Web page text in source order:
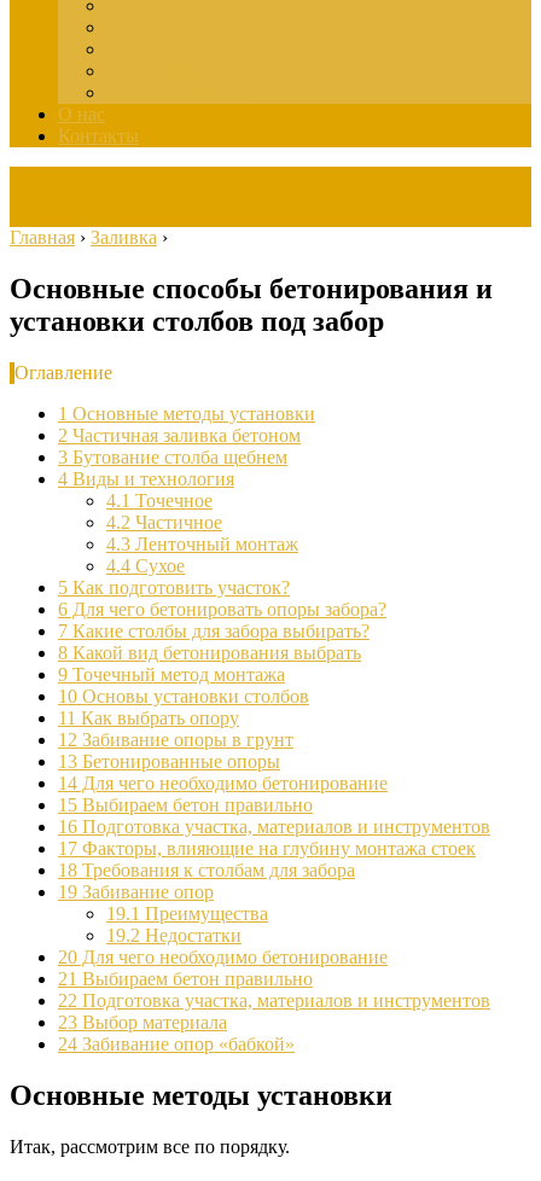
О нас
Контакты
Главная › Заливка ›
Основные способы бетонирования и
установки столбов под забор
Оглавление
1 Основные методы установки
2 Частичная заливка бетоном
3 Бутование столба щебнем
4 Виды и технология
4.1 Точечное
4.2 Частичное
4.3 Ленточный монтаж
4.4 Сухое
5 Как подготовить участок?
6 Для чего бетонировать опоры забора?
7 Какие столбы для забора выбирать?
8 Какой вид бетонирования выбрать
9 Точечный метод монтажа
10 Основы установки столбов
11 Как выбрать опору
12 Забивание опоры в грунт
13 Бетонированные опоры
14 Для чего необходимо бетонирование
15 Выбираем бетон правильно
16 Подготовка участка, материалов и инструментов
17 Факторы, влияющие на глубину монтажа стоек
18 Требования к столбам для забора
19 Забивание опор
19.1 Преимущества
19.2 Недостатки
20 Для чего необходимо бетонирование
21 Выбираем бетон правильно
22 Подготовка участка, материалов и инструментов
23 Выбор материала
24 Забивание опор «бабкой»
Основные методы установки
Итак, рассмотрим все по порядку.